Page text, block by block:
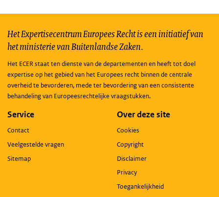
Het Expertisecentrum Europees Recht is een initiatief van
het ministerie van Buitenlandse Zaken.
Het ECER staat ten dienste van de departementen en heeft tot doel
expertise op het gebied van het Europees recht binnen de centrale
overheid te bevorderen, mede ter bevordering van een consistente
behandeling van Europeesrechtelijke vraagstukken.
Service
Contact
Veelgestelde vragen
Sitemap
Over deze site
Cookies
Copyright
Disclaimer
Privacy
Toegankelijkheid